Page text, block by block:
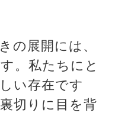
の展開には、
。私たちにと
い存在です
切りに目を背